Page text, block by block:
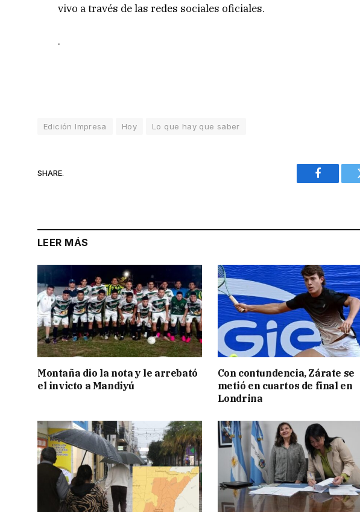
vivo a través de las redes sociales oficiales.
.
Edición Impresa Hoy Lo que hay que saber
SHARE.
Facebook
LEER MÁS
Montaña dio la nota y le arrebató
el invicto a Mandiyú
Con contundencia, Zárate se
metió en cuartos de final en
Londrina